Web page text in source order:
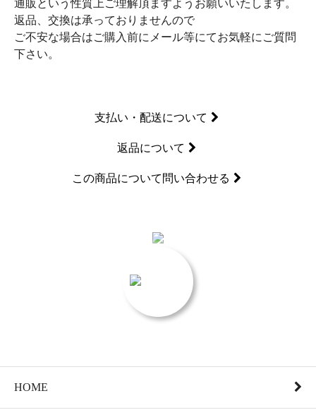
通販という性質上ご理解頂ますようお願いいたします。
返品、交換は承っておりませんので
ご不安な場合はご購入前にメール等にてお気軽にご質問
下さい。
支払い・配送について
返品について
この商品について問い合わせる
HOME